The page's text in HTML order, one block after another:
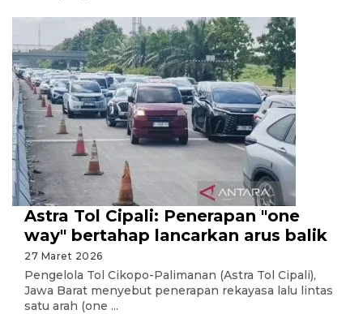
Astra Tol Cipali: Penerapan "one
way" bertahap lancarkan arus balik
27 Maret 2026
Pengelola Tol Cikopo-Palimanan (Astra Tol Cipali),
Jawa Barat menyebut penerapan rekayasa lalu lintas
satu arah (one ...